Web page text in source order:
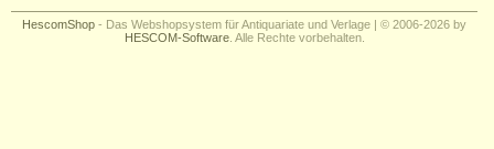
HescomShop - Das Webshopsystem für Antiquariate und Verlage | © 2006-2026 by
HESCOM-Software. Alle Rechte vorbehalten.